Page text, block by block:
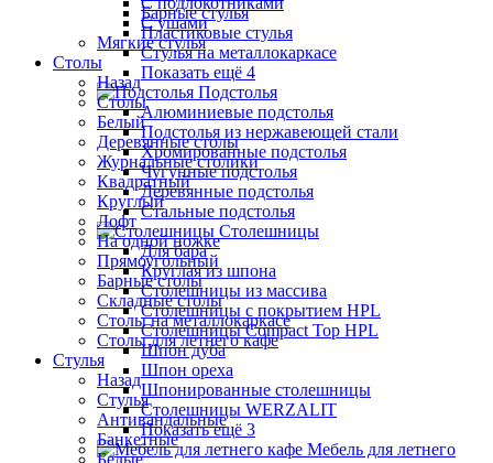
Барные стулья
Пластиковые стулья
Стулья на металлокаркасе
Показать ещё 4
Подстолья
Алюминиевые подстолья
Подстолья из нержавеющей стали
Хромированные подстолья
Чугунные подстолья
Деревянные подстолья
Стальные подстолья
Столешницы
Для бара
Круглая из шпона
Столешницы из массива
Столешницы с покрытием HPL
Столешницы Сompact Top HPL
Шпон дуба
Шпон ореха
Шпонированные столешницы
Столешницы WERZALIT
Показать ещё 3
Мебель для летнего
С ушами
Мягкие стулья
Столы
Назад
Столы
Белый
Деревянные столы
Журнальные столики
Квадратный
Круглый
Лофт
На одной ножке
Прямоугольный
Барные столы
Складные столы
Столы на металлокаркасе
Столы для летнего кафе
Стулья
Назад
Стулья
Антивандальные
Банкетные
Белые